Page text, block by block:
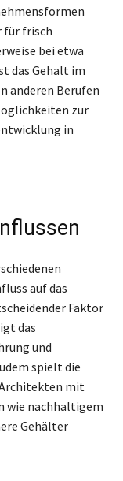
für frisch
bei etwa
das Gehalt im
anderen Berufen
zur
in
auf das
Faktor
das
und
spielt die
mit
wie nachhaltigem
Gehälter